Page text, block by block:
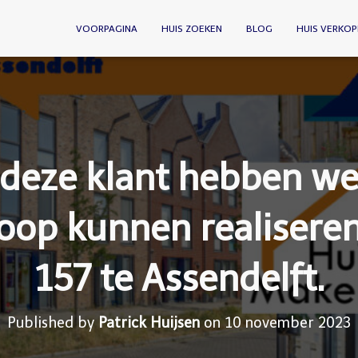
VOORPAGINA HUIS ZOEKEN BLOG HUIS
klant hebben
kunnen
157 te Assendelft.
Published by Patrick Huijsenon 10 november 2023